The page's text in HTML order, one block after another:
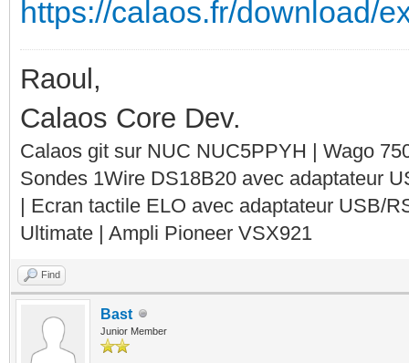
https://calaos.fr/download/
Raoul,
Calaos Core Dev.
Calaos git sur NUC NUC5PPYH | Wago
Sondes 1Wire DS18B20 avec adaptateur
| Ecran tactile ELO avec adaptateur USB/
Ultimate | Ampli Pioneer VSX921
Find
Bast
Junior Member